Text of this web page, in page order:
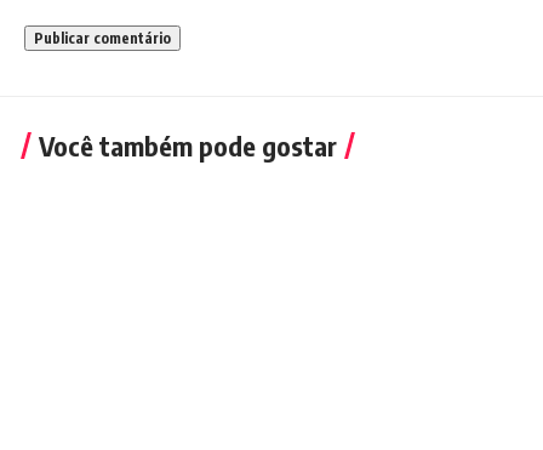
Você também pode gostar